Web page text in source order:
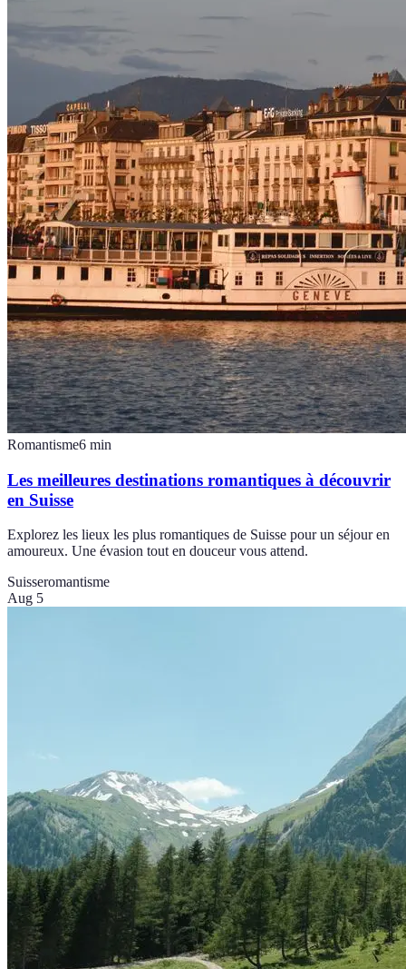
Romantisme6 min
Les meilleures destinations romantiques à découvrir
en Suisse
Explorez les lieux les plus romantiques de Suisse pour un séjour en
amoureux. Une évasion tout en douceur vous attend.
Suisseromantisme
Aug 5